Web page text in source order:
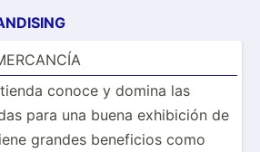
conoce y domina las
para una buena exhibición de
grandes beneficios como